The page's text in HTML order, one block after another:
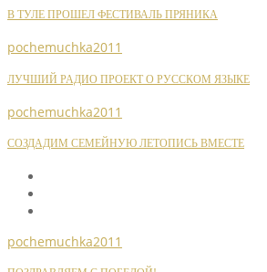
В ТУЛЕ ПРОШЕЛ ФЕСТИВАЛЬ ПРЯНИКА
pochemuchka2011
ЛУЧШИЙ РАДИО ПРОЕКТ О РУССКОМ ЯЗЫКЕ
pochemuchka2011
СОЗДАДИМ СЕМЕЙНУЮ ЛЕТОПИСЬ ВМЕСТЕ
pochemuchka2011